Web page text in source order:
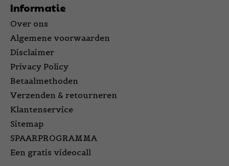
Informatie
Over ons
Algemene voorwaarden
Disclaimer
Privacy Policy
Betaalmethoden
Verzenden & retourneren
Klantenservice
Sitemap
SPAARPROGRAMMA
Een gratis videocall